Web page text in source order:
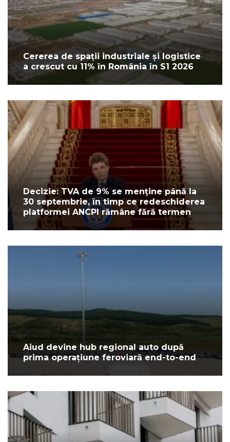
Cererea de spații industriale și logistice
a crescut cu 11% în România în S1 2026
Decizie: TVA de 9% se menține până la
30 septembrie, în timp ce redeschiderea
platformei ANCPI rămâne fără termen
Aiud devine hub regional auto după
prima operațiune feroviară end-to-end